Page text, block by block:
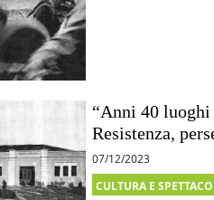
“Anni 40
Resistenza,
07/12/2023
CULTURA E